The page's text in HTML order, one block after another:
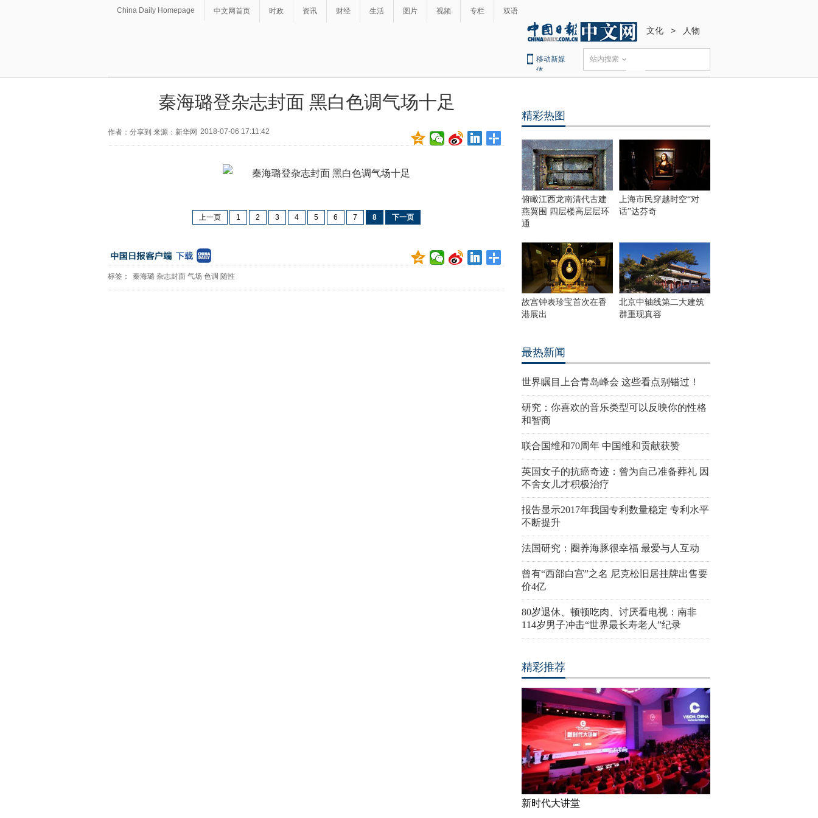
China Daily Homepage 中文网首页 时政 资讯 财经 生活 图片 视频 专栏 双语
文化 > 人物
移动新媒
体
站内搜索
秦海璐登杂志封面 黑白色调气场十足
作者：分享到 来源：新华网 2018-07-06 17:11:42
上一页 1 2 3 4 5 6 7 8 下一页
标签： 秦海璐 杂志封面 气场 色调 随性
精彩热图
俯瞰江西龙南清代古建
燕翼围 四层楼高层层环
通
上海市民穿越时空“对
话”达芬奇
故宫钟表珍宝首次在香
港展出
北京中轴线第二大建筑
群重现真容
最热新闻
世界瞩目上合青岛峰会 这些看点别错过！
研究：你喜欢的音乐类型可以反映你的性格
和智商
联合国维和70周年 中国维和贡献获赞
英国女子的抗癌奇迹：曾为自己准备葬礼 因
不舍女儿才积极治疗
报告显示2017年我国专利数量稳定 专利水平
不断提升
法国研究：圈养海豚很幸福 最爱与人互动
曾有“西部白宫”之名 尼克松旧居挂牌出售要
价4亿
80岁退休、顿顿吃肉、讨厌看电视：南非
114岁男子冲击“世界最长寿老人”纪录
精彩推荐
新时代大讲堂